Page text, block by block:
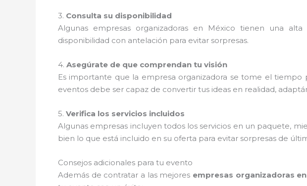
3. Consulta su disponibilidad
Algunas empresas organizadoras en México tienen una
disponibilidad con antelación para evitar sorpresas.
4. Asegúrate de que comprendan tu visión
Es importante que la empresa organizadora se tome el tiempo
eventos debe ser capaz de convertir tus ideas en realidad,
5. Verifica los servicios incluidos
Algunas empresas incluyen todos los servicios en un paquete,
bien lo que está incluido en su oferta para evitar sorpresas de
Consejos adicionales para tu evento
Además de contratar a las mejores empresas organizadoras